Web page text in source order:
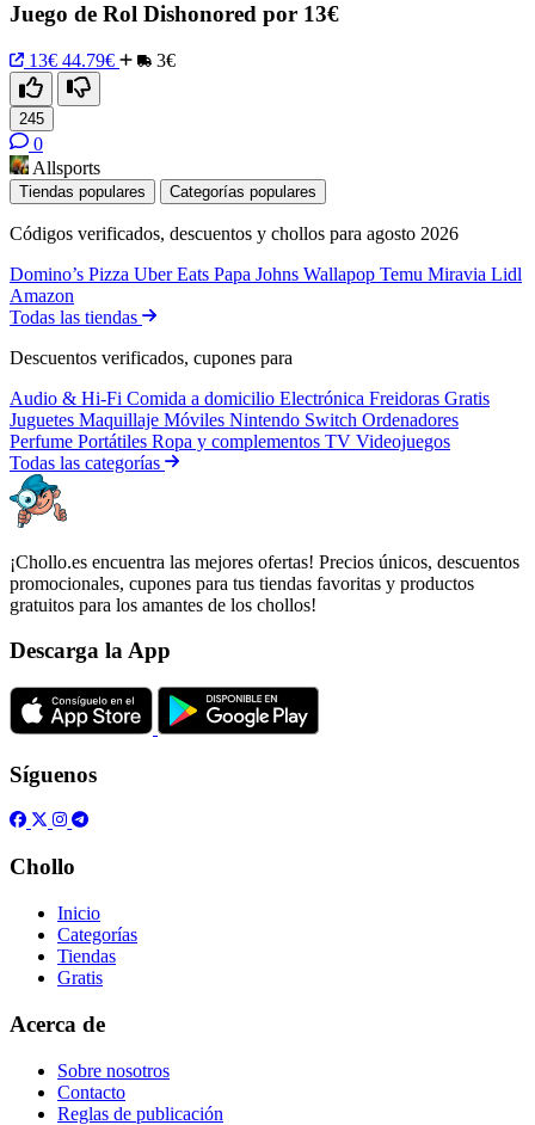
Juego de Rol Dishonored por 13€
13€ 44.79€ 3€
245
0
Allsports
Tiendas populares Categorías populares
Códigos verificados, descuentos y chollos para agosto 2026
Domino’s Pizza Uber Eats Papa Johns Wallapop Temu Miravia Lidl
Amazon
Todas las tiendas
Descuentos verificados, cupones para
Audio & Hi-Fi Comida a domicilio Electrónica Freidoras Gratis
Juguetes Maquillaje Móviles Nintendo Switch Ordenadores
Perfume Portátiles Ropa y complementos TV Videojuegos
Todas las categorías
¡Chollo.es encuentra las mejores ofertas! Precios únicos, descuentos
promocionales, cupones para tus tiendas favoritas y productos
gratuitos para los amantes de los chollos!
Descarga la App
Síguenos
Chollo
Inicio
Categorías
Tiendas
Gratis
Acerca de
Sobre nosotros
Contacto
Reglas de publicación